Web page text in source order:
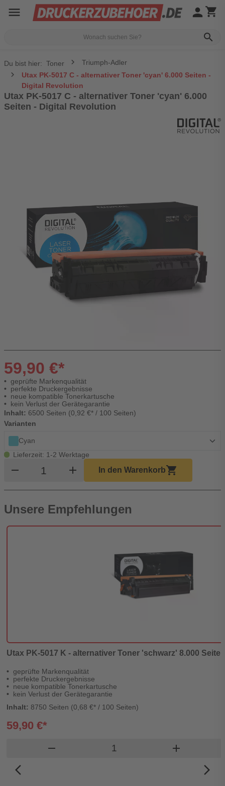
menu
search
person shopping_cart
Du bist hier: Toner
Triumph-Adler
Utax PK-5017 C - alternativer Toner 'cyan' 6.000 Seiten -
Digital Revolution
Utax PK-5017 C - alternativer Toner 'cyan' 6.000
Seiten - Digital Revolution
59,90 €*
geprüfte Markenqualität
perfekte Druckergebnisse
neue kompatible Tonerkartusche
kein Verlust der Gerätegarantie
Inhalt: 6500 Seiten (0,92 €* / 100 Seiten)
Varianten
Cyan
Lieferzeit: 1-2 Werktage
remove Produkt Warenkorb Menge
add In den Warenkorbshopping_cart
Unsere Empfehlungen
Utax PK-5017 K - alternativer Toner 'schwarz' 8.000
geprüfte Markenqualität
perfekte Druckergebnisse
neue kompatible Tonerkartusche
kein Verlust der Gerätegarantie
Inhalt: 8750 Seiten (0,68 €* / 100 Seiten)
59,90 €*
remove Produkt Warenkorb Menge
add
arrow_back_ios_new
arrow_forward_ios